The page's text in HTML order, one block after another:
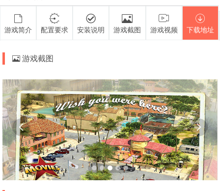
游戏简介 配置要求 安装说明 游戏截图 游戏视频 下载地址
游戏截图
 